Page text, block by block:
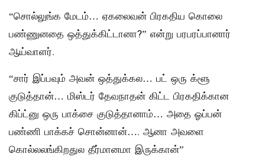
“சொல்லுங்க மேடம்… ஏகலைவன் பிரகதிய கொலை
பண்ணுனதை ஒத்துக்கிட்டானா?” என்று பரபரப்பானார்
ஆய்வாளர்.
“சார் இப்பவும் அவன் ஒத்துக்கல… பட் ஒரு க்ளூ
குடுத்தான்… மிஸ்டர் தேவநாதன் கிட்ட பிரகதிக்கான
கிப்ட்னு ஒரு பாக்சை குடுத்தானாம்… அதை ஓப்பன்
பண்ணி பாக்கச் சொன்னான்…. ஆனா அவளை
கொல்லலங்கிறதுல தீர்மானமா இருக்கான்”